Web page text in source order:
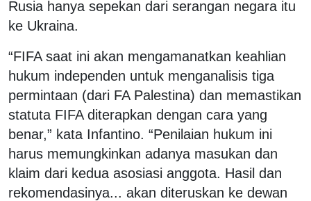
Rusia hanya sepekan dari serangan negara itu
ke Ukraina.
“FIFA saat ini akan mengamanatkan keahlian
hukum independen untuk menganalisis tiga
permintaan (dari FA Palestina) dan memastikan
statuta FIFA diterapkan dengan cara yang
benar,” kata Infantino. “Penilaian hukum ini
harus memungkinkan adanya masukan dan
klaim dari kedua asosiasi anggota. Hasil dan
rekomendasinya... akan diteruskan ke dewan